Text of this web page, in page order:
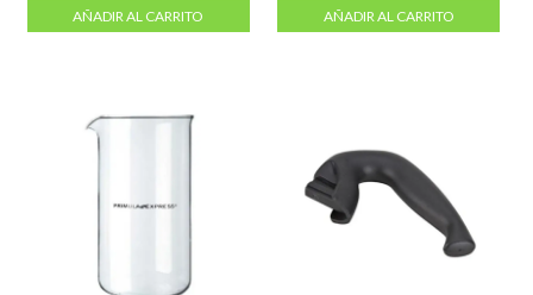
AÑADIR AL CARRITO AÑADIR AL CARRITO